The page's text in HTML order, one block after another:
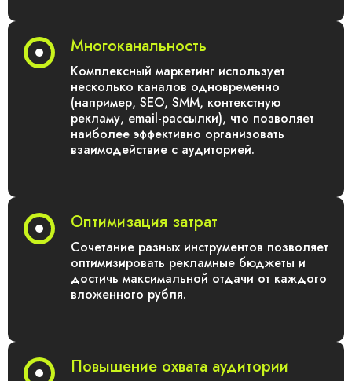
Многоканальность
Комплексный маркетинг использует
несколько каналов одновременно
(например, SEO, SMM, контекстную
рекламу, email-рассылки), что позволяет
наиболее эффективно организовать
взаимодействие с аудиторией.
Оптимизация затрат
Сочетание разных инструментов позволяет
оптимизировать рекламные бюджеты и
достичь максимальной отдачи от каждого
вложенного рубля.
Повышение охвата аудитории